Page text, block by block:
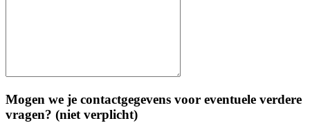
Mogen we je contactgegevens voor eventuele verdere
vragen? (niet verplicht)